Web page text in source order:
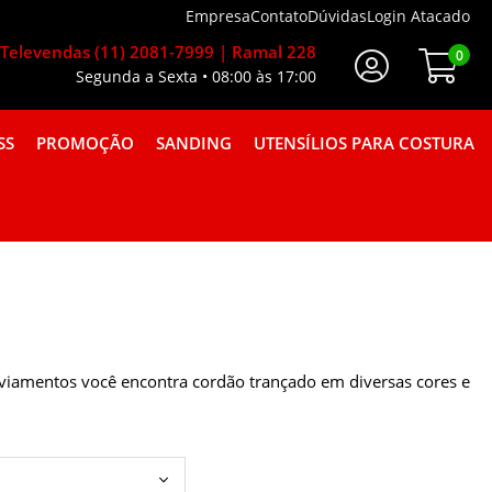
EmpresaContatoDúvidasLogin Atacado
PROMOÇÃO SANDING UTENSÍLIOS PARA COSTURA
Televendas (11) 2081-7999 | Ramal 228
Segunda a Sexta • 08:00 às 17:00
0
você encontra cordão trançado em diversas cores e